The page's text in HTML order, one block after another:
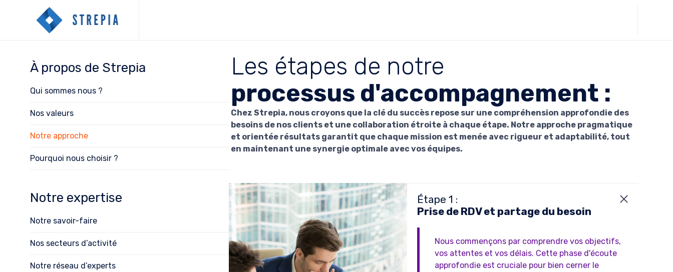
Les étapes de notre
processus d'accompagnement :
Chez Strepia, nous croyons que la clé du succès repose sur une compréhension approfondie des
besoins de nos clients et une collaboration étroite à chaque étape. Notre approche pragmatique
et orientée résultats garantit que chaque mission est menée avec rigueur et adaptabilité, tout
en maintenant une synergie optimale avec vos équipes.
Étape 1 :
Prise de RDV et partage du besoin
Nous commençons par comprendre vos objectifs,
vos attentes et vos délais. Cette phase d'écoute
approfondie est cruciale pour bien cerner le
À propos de Strepia
Qui sommes nous ?
Nos valeurs
Notre approche
Pourquoi nous choisir ?
Notre expertise
Notre savoir-faire
Nos secteurs d’activité
Notre réseau d’experts